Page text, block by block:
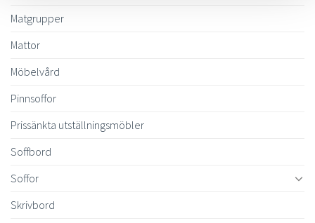
Matgrupper
Mattor
Möbelvård
Pinnsoffor
Prissänkta utställningsmöbler
Soffbord
Soffor
Skrivbord